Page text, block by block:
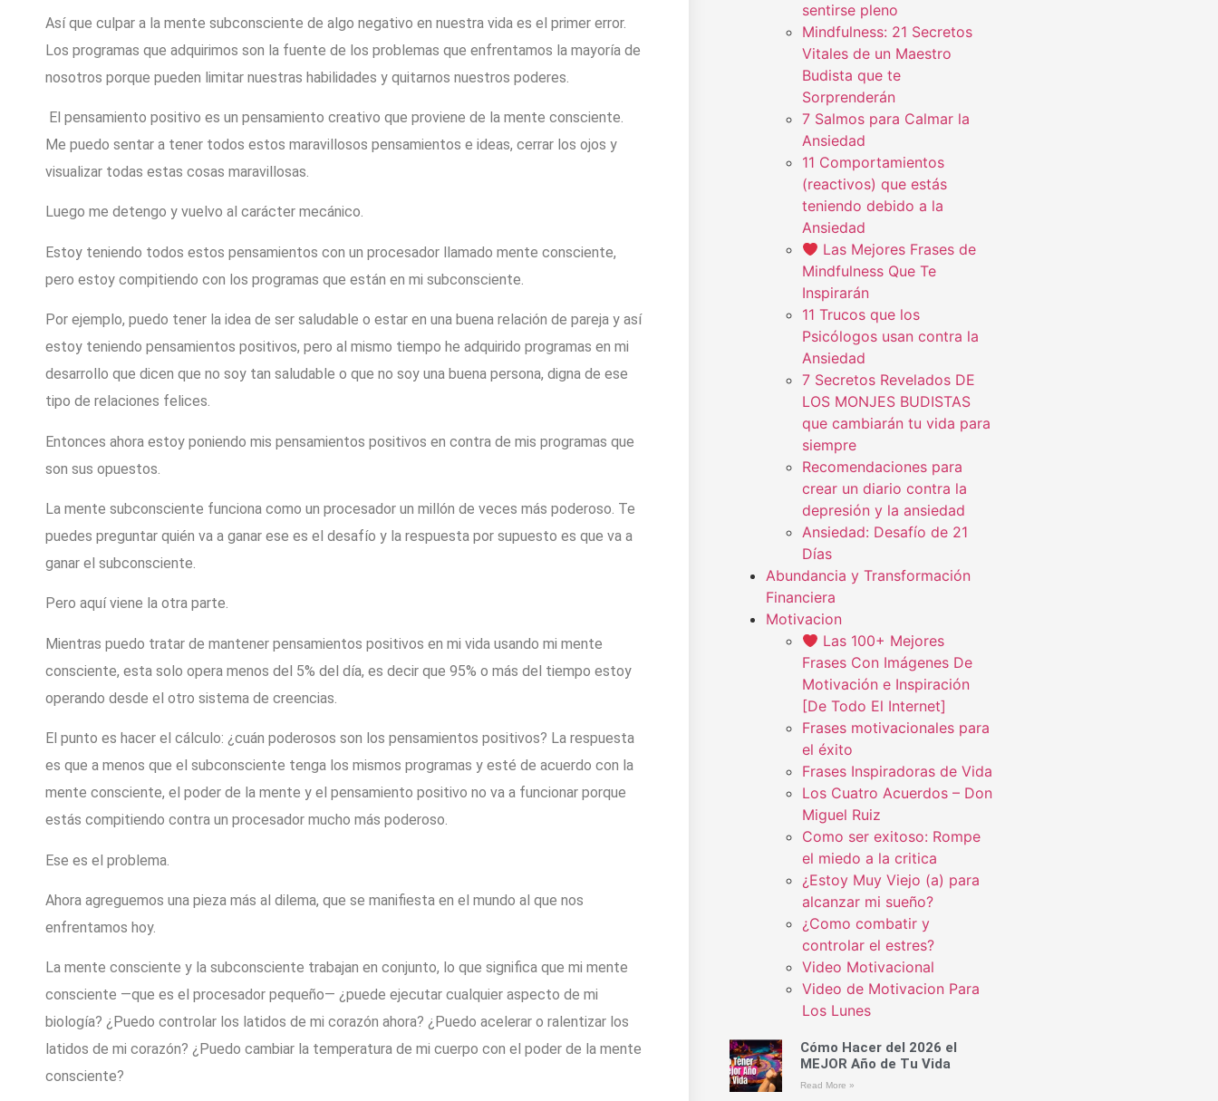
Así que culpar a la mente subconsciente de algo negativo en nuestra vida es el primer error.
Los programas que adquirimos son la fuente de los problemas que enfrentamos la mayoría de
nosotros porque pueden limitar nuestras habilidades y quitarnos nuestros poderes.
El pensamiento positivo es un pensamiento creativo que proviene de la mente consciente.
Me puedo sentar a tener todos estos maravillosos pensamientos e ideas, cerrar los ojos y
visualizar todas estas cosas maravillosas.
Luego me detengo y vuelvo al carácter mecánico.
Estoy teniendo todos estos pensamientos con un procesador llamado mente consciente,
pero estoy compitiendo con los programas que están en mi subconsciente.
Por ejemplo, puedo tener la idea de ser saludable o estar en una buena relación de pareja y así
estoy teniendo pensamientos positivos, pero al mismo tiempo he adquirido programas en mi
desarrollo que dicen que no soy tan saludable o que no soy una buena persona, digna de ese
tipo de relaciones felices.
Entonces ahora estoy poniendo mis pensamientos positivos en contra de mis programas que
son sus opuestos.
La mente subconsciente funciona como un procesador un millón de veces más poderoso. Te
puedes preguntar quién va a ganar ese es el desafío y la respuesta por supuesto es que va a
ganar el subconsciente.
Pero aquí viene la otra parte.
Mientras puedo tratar de mantener pensamientos positivos en mi vida usando mi mente
consciente, esta solo opera menos del 5% del día, es decir que 95% o más del tiempo estoy
operando desde el otro sistema de creencias.
El punto es hacer el cálculo: ¿cuán poderosos son los pensamientos positivos? La respuesta
es que a menos que el subconsciente tenga los mismos programas y esté de acuerdo con la
mente consciente, el poder de la mente y el pensamiento positivo no va a funcionar porque
estás compitiendo contra un procesador mucho más poderoso.
Ese es el problema.
Ahora agreguemos una pieza más al dilema, que se manifiesta en el mundo al que nos
enfrentamos hoy.
La mente consciente y la subconsciente trabajan en conjunto, lo que significa que mi mente
consciente ―que es el procesador pequeño― ¿puede ejecutar cualquier aspecto de mi
biología? ¿Puedo controlar los latidos de mi corazón ahora? ¿Puedo acelerar o ralentizar los
latidos de mi corazón? ¿Puedo cambiar la temperatura de mi cuerpo con el poder de la mente
consciente?
sentirse pleno
Mindfulness: 21 Secretos
Vitales de un Maestro
Budista que te
Sorprenderán
7 Salmos para Calmar la
Ansiedad
11 Comportamientos
(reactivos) que estás
teniendo debido a la
Ansiedad
Las Mejores Frases de
Mindfulness Que Te
Inspirarán
11 Trucos que los
Psicólogos usan contra la
Ansiedad
7 Secretos Revelados DE
LOS MONJES BUDISTAS
que cambiarán tu vida para
siempre
Recomendaciones para
crear un diario contra la
depresión y la ansiedad
Ansiedad: Desafío de 21
Días
Abundancia y Transformación
Financiera
Motivacion
Las 100+ Mejores
Frases Con Imágenes De
Motivación e Inspiración
[De Todo El Internet]
Frases motivacionales para
el éxito
Frases Inspiradoras de Vida
Los Cuatro Acuerdos – Don
Miguel Ruiz
Como ser exitoso: Rompe
el miedo a la critica
¿Estoy Muy Viejo (a) para
alcanzar mi sueño?
¿Como combatir y
controlar el estres?
Video Motivacional
Video de Motivacion Para
Los Lunes
Cómo Hacer del 2026 el
MEJOR Año de Tu Vida
Read More »